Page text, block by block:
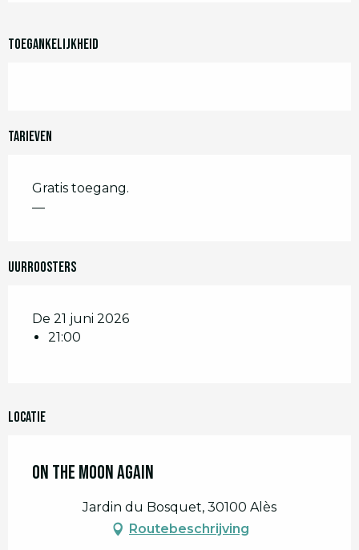
Toegankelijkheid
Tarieven
Gratis toegang.
—
Uurroosters
De 21 juni 2026
21:00
Locatie
On the Moon Again
Jardin du Bosquet, 30100 Alès
Routebeschrijving